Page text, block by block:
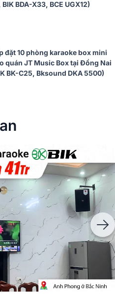
BIK BDA-X33, BCE UGX12)
đặt 10 phòng karaoke box mini
quán JT Music Box tại Đồng Nai
BK-C25, Bksound DKA 5500)